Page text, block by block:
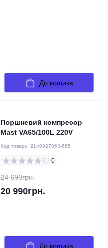
До кошика
Поршневий компресор
Mast VA65/100L 220V
Код товару: 2140827063-665
0
24 690грн.
20 990грн.
До кошика